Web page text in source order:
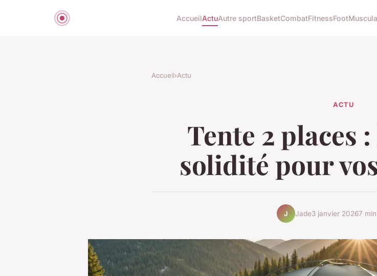
AccueilActuAutre sportBasketCombatFitnessFoot
Accueil›Actu
ACTU
Tente 2 places
solidité pour
J Jade3 janvier 20267